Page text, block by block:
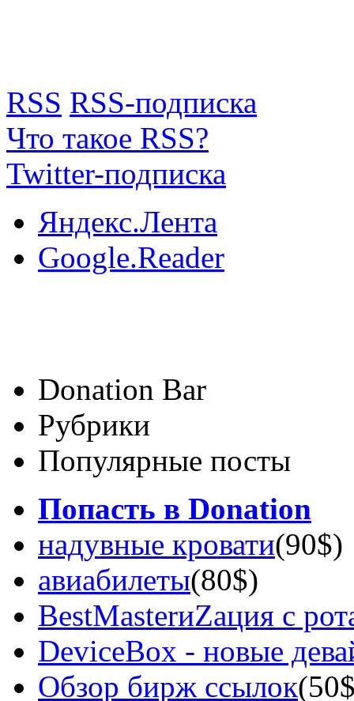
RSS RSS-подписка
Что такое RSS?
Twitter-подписка
Яндекс.Лента
Google.Reader
Donation Bar
Рубрики
Популярные посты
Попасть в Donation
надувные кровати(90$)
авиабилеты(80$)
BestMasterиZация с
DeviceBox - новые
Обзор бирж ссылок